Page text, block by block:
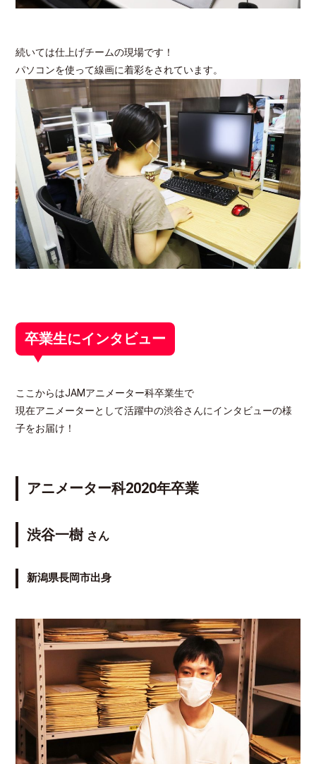
続いては仕上げチームの現場です！
パソコンを使って線画に着彩をされています。
卒業生にインタビュー
ここからはJAMアニメーター科卒業生で
現在アニメーターとして活躍中の渋谷さんにインタビューの様
子をお届け！
アニメーター科2020年卒業
渋谷一樹 さん
新潟県長岡市出身